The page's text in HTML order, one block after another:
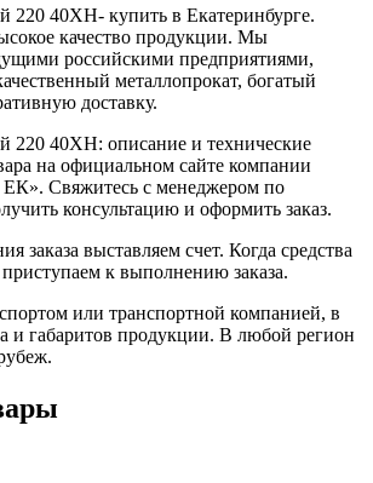
220 40ХН- купить в Екатеринбурге.
качество продукции. Мы
российскими предприятиями,
металлопрокат, богатый
доставку.
220 40ХН: описание и технические
на официальном сайте компании
ЕК». Свяжитесь с менеджером по
консультацию и оформить заказ.
заказа выставляем счет. Когда средства
к выполнению заказа.
или транспортной компанией, в
и габаритов продукции. В любой регион